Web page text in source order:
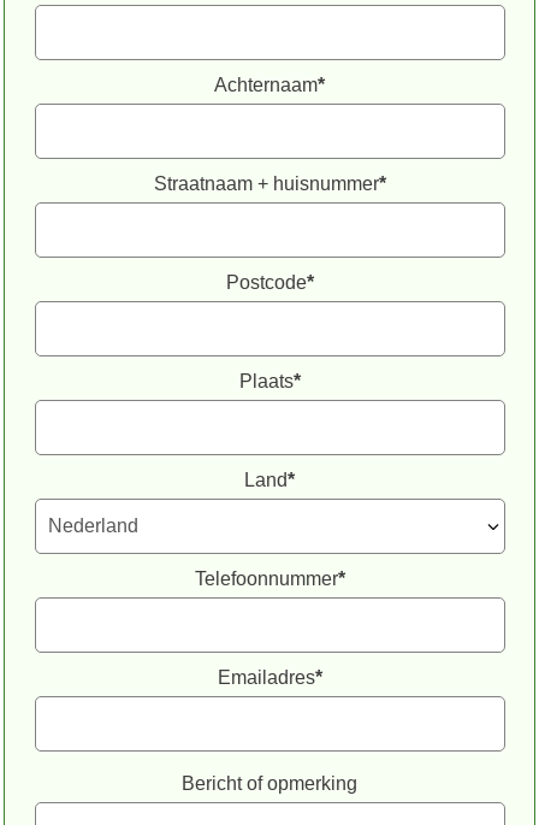
Achternaam*
Straatnaam + huisnummer*
Postcode*
Plaats*
Land*
Telefoonnummer*
Emailadres*
Bericht of opmerking